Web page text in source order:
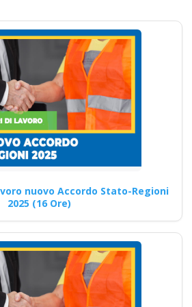
per la
e salute
lavoro Nuovo
accordo stato
2025 corso
docente
corso
rspp rls rlst
ddl dlspp
dl spp aspp
al primo soccorso in
di rischio medio:
di formazione…
nuovo Accordo Stato-Regioni
2025 (16 Ore)